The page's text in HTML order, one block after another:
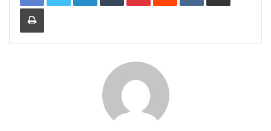
o
k
p
Print